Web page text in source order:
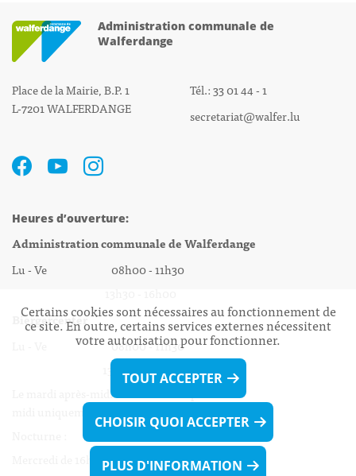
Administration communale de
Walferdange
Place de la Mairie, B.P. 1
L-7201 WALFERDANGE
Tél.: 33 01 44 - 1
secretariat@walfer.lu
Heures d’ouverture:
Administration communale de Walferdange
Lu - Ve 08h00 - 11h30
Biergercenter
Lu - Ve 08h00 - 11h30
13h30 - 16h00
Le mardi après-midi et le vendredi après-
midi uniquement sur Rdv.
Mercredi de 16h00 - 18h45 uniquement sur Rdv
Certains cookies sont nécessaires au fonctionnement de
ce site. En outre, certains services externes nécessitent
votre autorisation pour fonctionner.
TOUT ACCEPTER
CHOISIR QUOI ACCEPTER
PLUS D'INFORMATION